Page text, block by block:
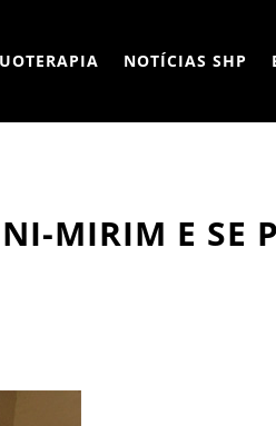
NOTÍCIAS SHP
MIRIM E SE